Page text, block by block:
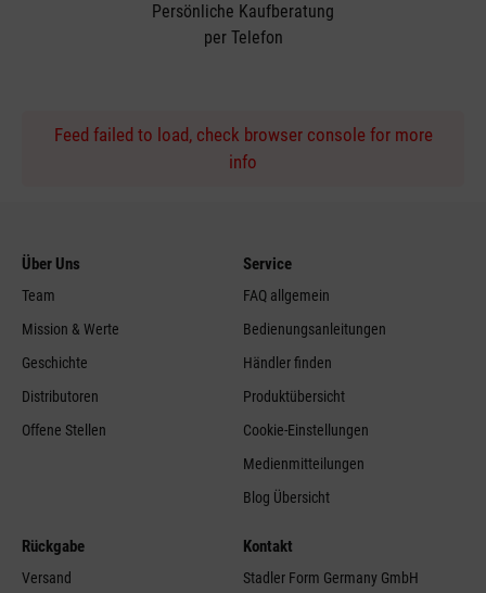
Persönliche Kaufberatung
per Telefon
Feed failed to load, check browser console for more
info
Über Uns
Team
Mission & Werte
Geschichte
Distributoren
Offene Stellen
Service
FAQ allgemein
Bedienungsanleitungen
Händler finden
Produktübersicht
Cookie-Einstellungen
Medienmitteilungen
Blog Übersicht
Rückgabe
Versand
Kontakt
Stadler Form Germany GmbH